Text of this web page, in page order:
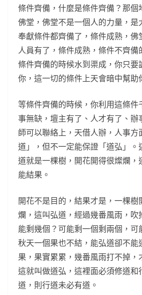
條件齊備，什麼是條件齊備？那個
佛堂，佛堂不是一個人的力量，是
奉獻條件都齊備了，條件成熟，佛
人員有了，條件成熟，條件不齊備
條件齊備的時候水到渠成，你只要
你，這一切的條件上天會暗中幫助
等條件齊備的時候，你利用這條件
事無缺，壇主有了、人才有了、辦
師可以聯絡上，天借人辦，人事方
道」，但不一定能保證「道弘」。
道就是一棵樹，開花開得很燦爛，
能結果。
開花不是目的，結果才是，一棵樹
爛，這叫弘道，經過幾番風雨，吹
能剩幾個？可能剩一個剩兩個，可
秋天一個果也不結，能弘道卻不能
果，果實累累，幾番風雨打不掉，
這就叫做道弘，這裡面必須修道和
道，則行道未必有道。